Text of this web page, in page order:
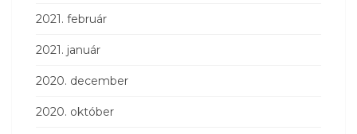
2021. február
2021. január
2020. december
2020. október